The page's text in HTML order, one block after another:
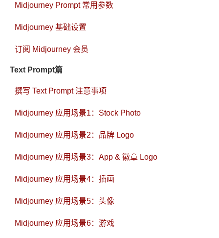
Midjourney Prompt 常用参数
Midjourney 基础设置
订阅 Midjourney 会员
Text Prompt篇
撰写 Text Prompt 注意事项
Midjourney 应用场景1：Stock Photo
Midjourney 应用场景2：品牌 Logo
Midjourney 应用场景3：App & 徽章 Logo
Midjourney 应用场景4：插画
Midjourney 应用场景5：头像
Midjourney 应用场景6：游戏